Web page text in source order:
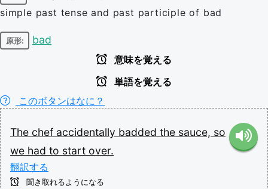
simple past tense and past participle of bad
原形: bad
意味を覚える
単語を覚える
このボタンはなに？
The chef accidentally badded the sauce, so
we had to start over.
翻訳する
聞き取れるようになる